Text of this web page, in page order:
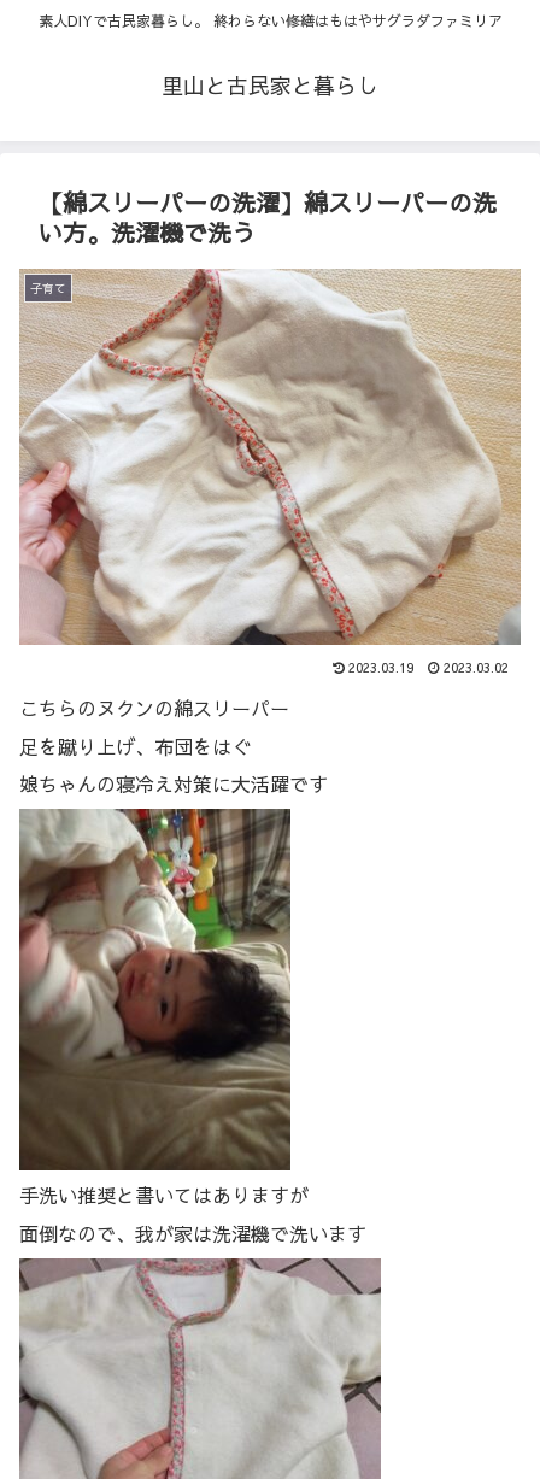
素人DIYで古民家暮らし。 終わらない修繕はもはやサグラダファミリア
里山と古民家と暮らし
【綿スリーパーの洗濯】綿スリーパーの洗
い方。洗濯機で洗う
子育て
2023.03.19 2023.03.02
こちらのヌクンの綿スリーパー
足を蹴り上げ、布団をはぐ
娘ちゃんの寝冷え対策に大活躍です
手洗い推奨と書いてはありますが
面倒なので、我が家は洗濯機で洗います